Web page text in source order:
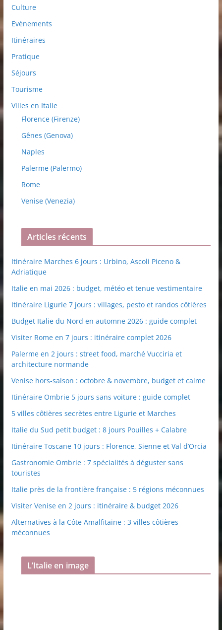
Culture
Evènements
Itinéraires
Pratique
Séjours
Tourisme
Villes en Italie
Florence (Firenze)
Gênes (Genova)
Naples
Palerme (Palermo)
Rome
Venise (Venezia)
Articles récents
Itinéraire Marches 6 jours : Urbino, Ascoli Piceno &
Adriatique
Italie en mai 2026 : budget, météo et tenue vestimentaire
Itinéraire Ligurie 7 jours : villages, pesto et randos côtières
Budget Italie du Nord en automne 2026 : guide complet
Visiter Rome en 7 jours : itinéraire complet 2026
Palerme en 2 jours : street food, marché Vucciria et
architecture normande
Venise hors-saison : octobre & novembre, budget et calme
Itinéraire Ombrie 5 jours sans voiture : guide complet
5 villes côtières secrètes entre Ligurie et Marches
Italie du Sud petit budget : 8 jours Pouilles + Calabre
Itinéraire Toscane 10 jours : Florence, Sienne et Val d’Orcia
Gastronomie Ombrie : 7 spécialités à déguster sans
touristes
Italie près de la frontière française : 5 régions méconnues
Visiter Venise en 2 jours : itinéraire & budget 2026
Alternatives à la Côte Amalfitaine : 3 villes côtières
méconnues
L’Italie en image